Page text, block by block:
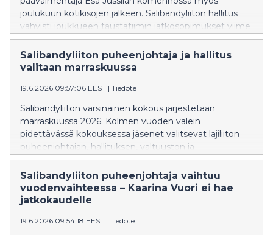
joulukuun kotikisojen jälkeen. Salibandyliiton hallitus
vahvisti joukkueen taustatiimin jatkosopimukset viime
viikon kokouksessaan.
Salibandyliiton puheenjohtaja ja hallitus
valitaan marraskuussa
19.6.2026 09:57:06 EEST | Tiedote
Salibandyliiton varsinainen kokous järjestetään
marraskuussa 2026. Kolmen vuoden välein
pidettävässä kokouksessa jäsenet valitsevat lajiliiton
puheenjohtajan, hallituksen, valtuuston ja
valituslautakunnan toimikaudelle 2027–2029.
Salibandyliiton puheenjohtaja vaihtuu
vuodenvaihteessa – Kaarina Vuori ei hae
jatkokaudelle
19.6.2026 09:54:18 EEST | Tiedote